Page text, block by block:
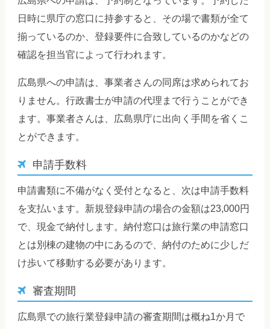
日時に県庁の窓口に持参すると、その場で書類が全て
揃っているのか、登録要件に合致しているのかなどの
確認を担当官によって行われます。
広島県への申請は、事業者さんの同席は求められてお
りません。行政書士が申請の代理まで行うことができ
ます。事業者さんは、広島県庁に出向く手間を省くこ
とができます。
申請手数料
申請書類に不備がなく受付となると、次は申請手数料
を支払います。新規登録申請の場合の金額は23,000円
で、現金で納付します。納付窓口は旅行業の申請窓口
とは別棟の建物の中にあるので、納付のために少しだ
け歩いて移動する必要があります。
審査期間
広島県での旅行業登録申請の審査期間は概ね1か月で